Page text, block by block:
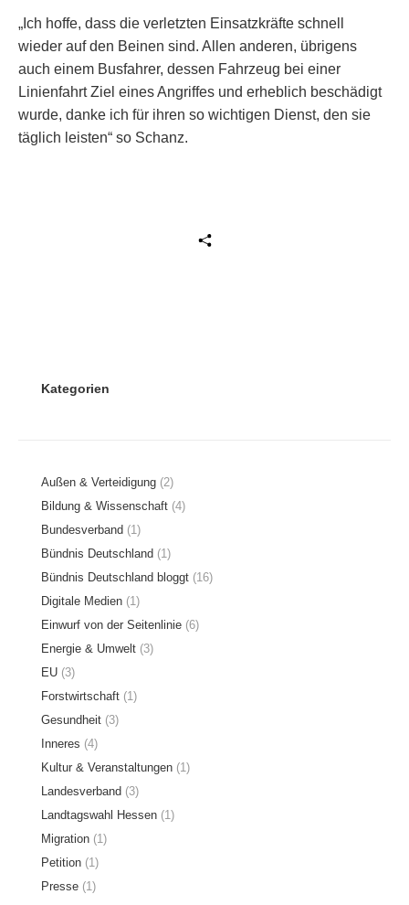
„Ich hoffe, dass die verletzten Einsatzkräfte schnell
wieder auf den Beinen sind. Allen anderen, übrigens
auch einem Busfahrer, dessen Fahrzeug bei einer
Linienfahrt Ziel eines Angriffes und erheblich beschädigt
wurde, danke ich für ihren so wichtigen Dienst, den sie
täglich leisten“ so Schanz.
Kategorien
Außen & Verteidigung (2)
Bildung & Wissenschaft (4)
Bundesverband (1)
Bündnis Deutschland (1)
Bündnis Deutschland bloggt (16)
Digitale Medien (1)
Einwurf von der Seitenlinie (6)
Energie & Umwelt (3)
EU (3)
Forstwirtschaft (1)
Gesundheit (3)
Inneres (4)
Kultur & Veranstaltungen (1)
Landesverband (3)
Landtagswahl Hessen (1)
Migration (1)
Petition (1)
Presse (1)